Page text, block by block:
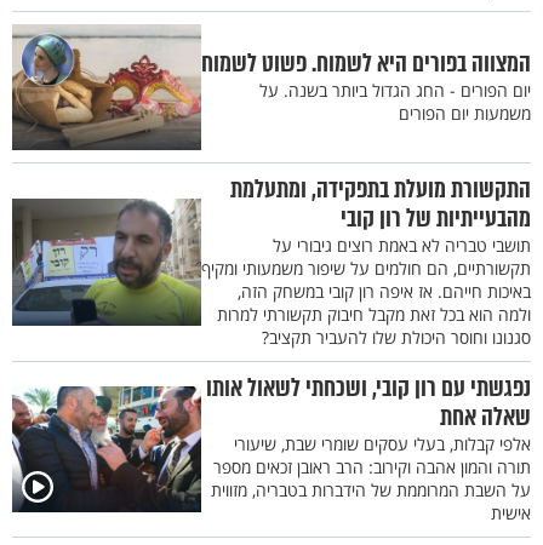
המצווה בפורים היא לשמוח. פשוט לשמוח
יום הפורים - החג הגדול ביותר בשנה. על
משמעות יום הפורים
התקשורת מועלת בתפקידה, ומתעלמת
מהבעייתיות של רון קובי
תושבי טבריה לא באמת רוצים גיבורי על
תקשורתיים, הם חולמים על שיפור משמעותי ומקיף
באיכות חייהם. אז איפה רון קובי במשחק הזה,
ולמה הוא בכל זאת מקבל חיבוק תקשורתי למרות
סגנונו וחוסר היכולת שלו להעביר תקציב?
נפגשתי עם רון קובי, ושכחתי לשאול אותו
שאלה אחת
אלפי קבלות, בעלי עסקים שומרי שבת, שיעורי
תורה והמון אהבה וקירוב: הרב ראובן זכאים מספר
על השבת המרוממת של הידברות בטבריה, מזווית
אישית